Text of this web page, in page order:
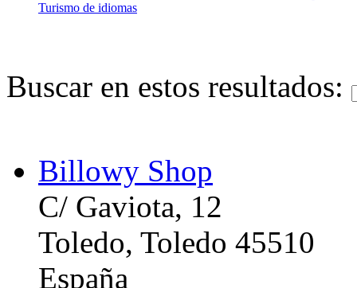
Turismo de idiomas
Buscar en estos resultados:
Billowy Shop
C/ Gaviota, 12
Toledo, Toledo 45510
España